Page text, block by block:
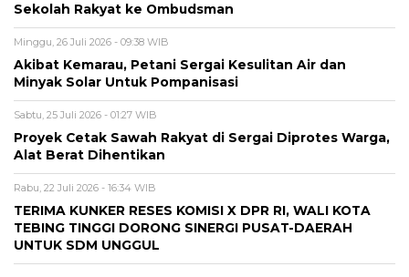
Sekolah Rakyat ke Ombudsman
Minggu, 26 Juli 2026 - 09:38 WIB
Akibat Kemarau, Petani Sergai Kesulitan Air dan
Minyak Solar Untuk Pompanisasi
Sabtu, 25 Juli 2026 - 01:27 WIB
Proyek Cetak Sawah Rakyat di Sergai Diprotes Warga,
Alat Berat Dihentikan
Rabu, 22 Juli 2026 - 16:34 WIB
TERIMA KUNKER RESES KOMISI X DPR RI, WALI KOTA
TEBING TINGGI DORONG SINERGI PUSAT-DAERAH
UNTUK SDM UNGGUL